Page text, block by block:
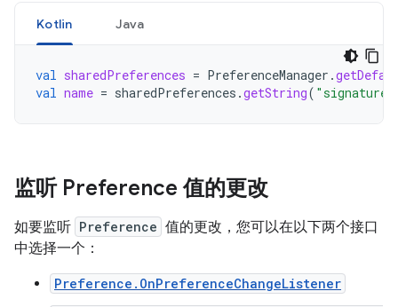
Kotlin Java
val sharedPreferences = PreferenceManager .
val name = sharedPreferences .getString( "signature"
监听 Preference 值的更改
如要监听 Preference 值的更改，您可以在以下两个接口
中选择一个：
Preference.OnPreferenceChangeListener